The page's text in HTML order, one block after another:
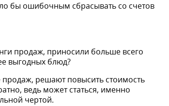
бы ошибочным сбрасывать со счетов
продаж, приносили больше всего
выгодных блюд?
решают повысить стоимость
ведь может статься, именно
чертой.